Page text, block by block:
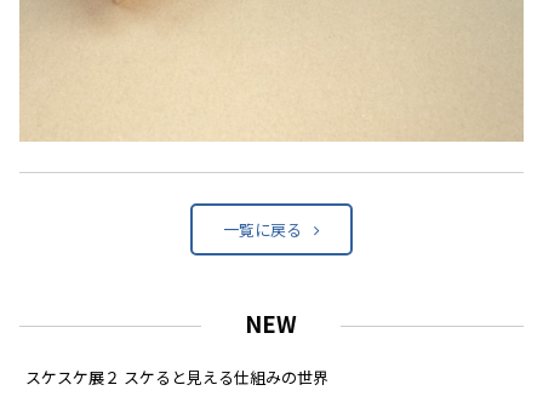
一覧に戻る
NEW
スケスケ展２ スケると見える仕組みの世界